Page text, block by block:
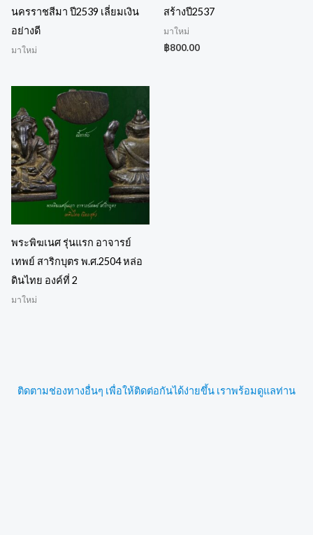
นครราชสีมา ปี2539 เลี่ยมเงิน
อย่างดี
มาใหม่
สร้างปี2537
มาใหม่
฿800.00
พระพิฆเนศ รุ่นแรก อาจารย์
เทพย์ สาริกบุตร พ.ศ.2504 หล่อ
ดินไทย องค์ที่ 2
มาใหม่
ติดตามช่องทางอื่นๆ เพื่อให้ติดต่อกันได้ง่ายขึ้น เราพร้อมดูแลท่าน